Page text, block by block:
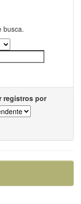
busca.
registros por